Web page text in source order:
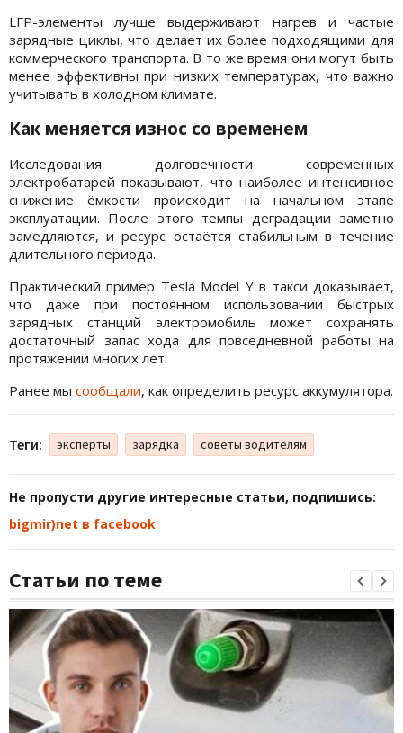
LFP-элементы лучше выдерживают нагрев и частые
зарядные циклы, что делает их более подходящими для
коммерческого транспорта. В то же время они могут быть
менее эффективны при низких температурах, что важно
учитывать в холодном климате.
Как меняется износ со временем
Исследования долговечности современных
электробатарей показывают, что наиболее интенсивное
снижение ёмкости происходит на начальном этапе
эксплуатации. После этого темпы деградации заметно
замедляются, и ресурс остаётся стабильным в течение
длительного периода.
Практический пример Tesla Model Y в такси доказывает,
что даже при постоянном использовании быстрых
зарядных станций электромобиль может сохранять
достаточный запас хода для повседневной работы на
протяжении многих лет.
Ранее мы сообщали, как определить ресурс аккумулятора.
Теги: эксперты зарядка советы водителям
Не пропусти другие интересные статьи, подпишись:
bigmir)net в facebook
Статьи по теме